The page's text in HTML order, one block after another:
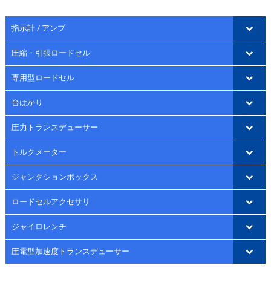
指示計 / アンプ
圧縮・引張ロードセル
専用型ロードセル
台はかり
圧力トランスデューサー
トルクメーター
ジャンクションボックス
ロードセルアクセサリ
ジャイロレンチ
圧電型加速度トランスデューサー